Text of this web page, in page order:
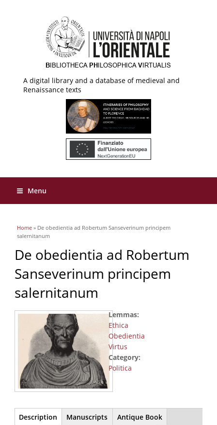
A digital library and a database of medieval and
Renaissance texts
Menu
You are here
Home » De obedientia ad Robertum Sanseverinum principem
salernitanum
De obedientia ad Robertum
Sanseverinum principem
salernitanum
Lemmas:
Ethica
Obedientia
Virtus
Category:
Politica
Main
Description (active
Manuscripts
Antique Book